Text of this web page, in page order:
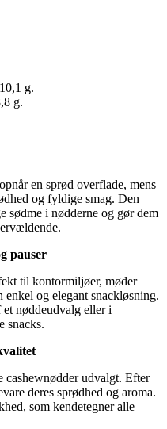
g.
g.
en sprød overflade, mens
og fyldige smag. Den
sødme i nødderne og gør dem
pauser
til kontormiljøer, møder
enkel og elegant snackløsning.
et nøddeudvalg eller i
snacks.
udvalgt. Efter
deres sprødhed og aroma.
som kendetegner alle